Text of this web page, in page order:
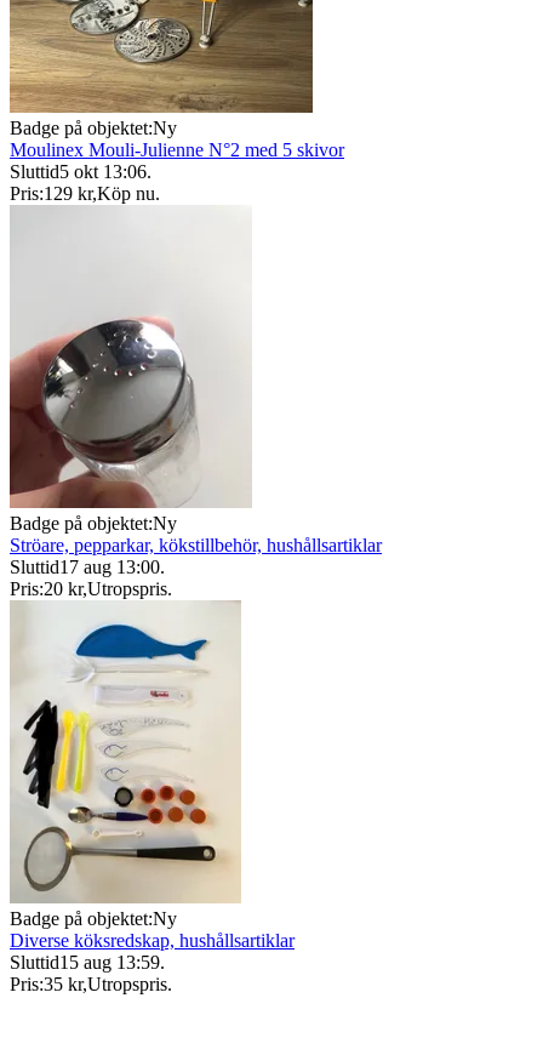
Badge på objektet:Ny
Moulinex Mouli-Julienne N°2 med 5 skivor
Sluttid5 okt 13:06.
Pris:129 kr,Köp nu.
Badge på objektet:Ny
Ströare, pepparkar, kökstillbehör, hushållsartiklar
Sluttid17 aug 13:00.
Pris:20 kr,Utropspris.
Badge på objektet:Ny
Diverse köksredskap, hushållsartiklar
Sluttid15 aug 13:59.
Pris:35 kr,Utropspris.